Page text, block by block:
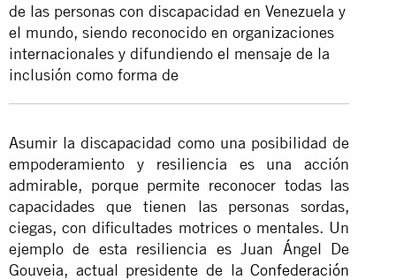
de las personas con discapacidad en Venezuela y
el mundo, siendo reconocido en organizaciones
internacionales y difundiendo el mensaje de la
inclusión como forma de
Asumir la discapacidad como una posibilidad de
empoderamiento y resiliencia es una acción
admirable, porque permite reconocer todas las
capacidades que tienen las personas sordas,
ciegas, con dificultades motrices o mentales. Un
ejemplo de esta resiliencia es Juan Ángel De
Gouveia, actual presidente de laConfederación